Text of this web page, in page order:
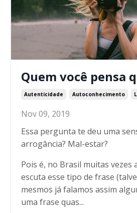
Quem você pensa
Autenticidade Autoconhecimento
Nov 09, 2019
Essa pergunta te deu uma
arrogância? Mal-estar?
Pois é, no Brasil muitas vezes
escuta esse tipo de frase
mesmos já falamos assim
uma frase quas...